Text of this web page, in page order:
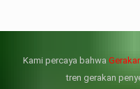
情感來說不管是ED
生活肯定都是非常不
而鋼, 因此只要了解避
症，現有的臨床經驗來
康、動脈血管健康，使
，從而引起器質性勃
（陽痿）。犀利士的副
，所以亦會加重犀利士
Kami percaya bahwa
tren gerakan